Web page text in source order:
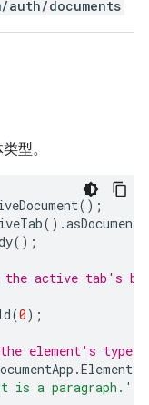
documents
型。
();
().
();
active tab's
(0);
element's type.
.
is a paragraph.'